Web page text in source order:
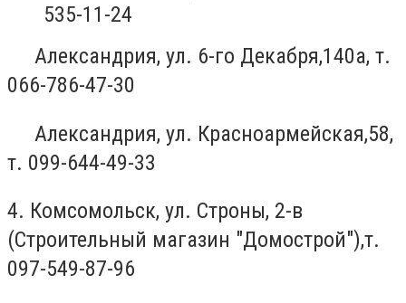
535-11-24
Александрия, ул. 6-го Декабря,140а, т.
066-786-47-30
Александрия, ул. Красноармейская,58,
т. 099-644-49-33
4. Комсомольск, ул. Строны, 2-в
(Строительный магазин "Домострой"),т.
097-549-87-96